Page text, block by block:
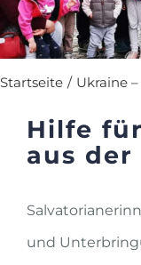
Startseite / Ukraine
Hilfe
aus der
und